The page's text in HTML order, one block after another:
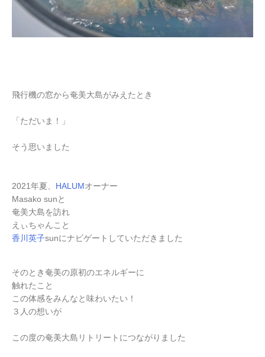
飛行機の窓から奄美大島がみえたとき
「ただいま！」
そう思いました
2021年夏、 HALUMオーナー
Masako sunと
奄美大島を訪れ
えぃちゃんこと
香川英子sunにナビゲートしていただきました
そのとき奄美の原初のエネルギーに
触れたこと
この体感をみんなと味わいたい！
３人の想いが
この度の奄美大島リトリートにつながりました